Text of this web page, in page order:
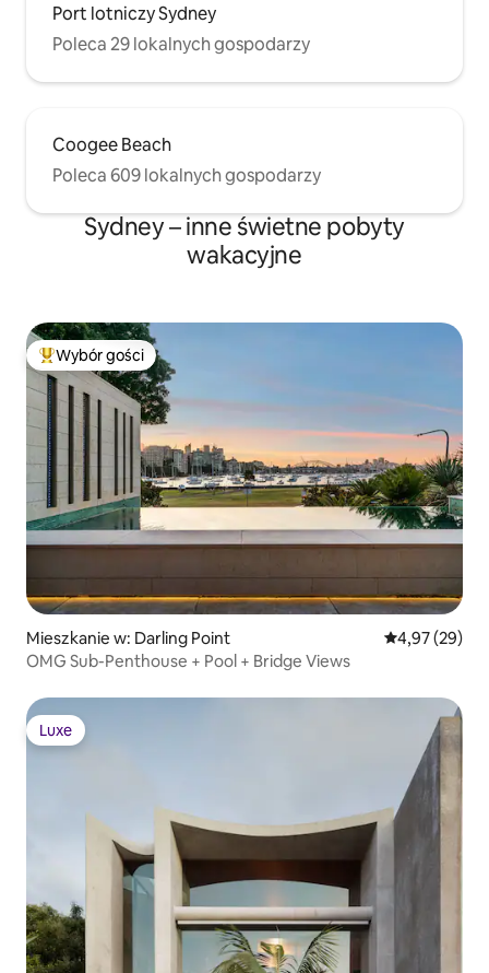
Port lotniczy Sydney
Poleca 29 lokalnych gospodarzy
Coogee Beach
Poleca 609 lokalnych gospodarzy
Sydney – inne świetne pobyty
wakacyjne
Najpopularniejsze z kategorii Wybór gości
Wybór gości
Mieszkanie w: Darling Point Średnia
4,97 (29)
OMG Sub-Penthouse + Pool + Bridge Views
Luxe
Luxe